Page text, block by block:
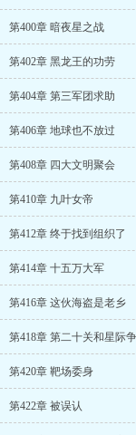
第400章 暗夜星之战
第402章 黑龙王的功劳
第404章 第三军团求助
第406章 地球也不放过
第408章 四大文明聚会
第410章 九叶女帝
第412章 终于找到组织了
第414章 十五万大军
第416章 这伙海盗是老乡
第418章 第二十关和星际
第420章 靶场委身
第422章 被误认